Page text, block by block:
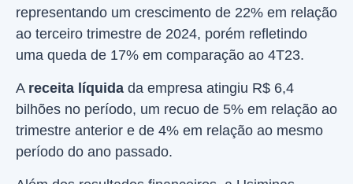
representando um crescimento de 22% em relação
ao terceiro trimestre de 2024, porém refletindo
uma queda de 17% em comparação ao 4T23.
A receita líquida da empresa atingiu R$ 6,4
bilhões no período, um recuo de 5% em relação ao
trimestre anterior e de 4% em relação ao mesmo
período do ano passado.